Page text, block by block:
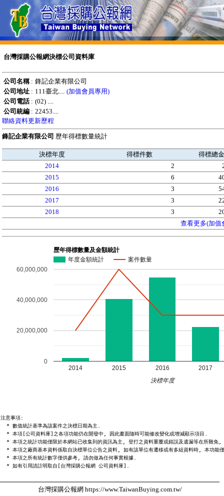
台灣採購公報網決標公司資料庫
公司名稱: 鋒記企業有限公司
公司地址 : 111臺北.... (加值會員專用)
公司電話: (02) ....
公司統編 : 22453....
聯絡資料更新歷程
鋒記企業有限公司 歷年得標數量統計
決標年度 得標件數
得標總
2014
2
2015
6
2016
3
2017
3
2018
3
查看更多(加值
歷年得標數量及金額統計
年度金額統計
案件數量
2014 2015 2016 2017
0
20,000,000
40,000,000
60,000,000
決標年度
注意事項:
  * 數值統計基準為該案件之決標日期為主.
  * 本項[公司資料庫]之各項功能仍在開發中, 因此畫面隨時可能修改變化或增減顯示項目.
* 本項之統計功能僅限於本網站已收集到的資訊為主, 登打之資料重覆或錯誤及遺漏等在所難免,
* 本項之廠商基本資料係取自決標單位公告之資料, 如有該單位有遷移或有多組資料時, 本功能
  * 本項之所有統計數字僅供參考, 請勿做為任何事實根據.
台灣採購公報網 https://www.TaiwanBuying.com.tw/